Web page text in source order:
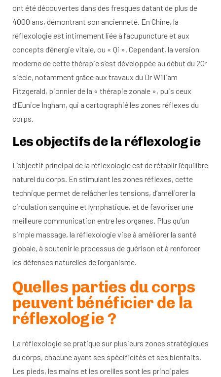
ont été découvertes dans des fresques datant de plus de
4000 ans, démontrant son ancienneté. En Chine, la
réflexologie est intimement liée à l’acupuncture et aux
concepts d’énergie vitale, ou « Qi ». Cependant, la version
moderne de cette thérapie s’est développée au début du 20ᵉ
siècle, notamment grâce aux travaux du Dr William
Fitzgerald, pionnier de la « thérapie zonale », puis ceux
d’Eunice Ingham, qui a cartographié les zones réflexes du
corps.
Les objectifs de la réflexologie
L’objectif principal de la réflexologie est de rétablir l’équilibre
naturel du corps. En stimulant les zones réflexes, cette
technique permet de relâcher les tensions, d’améliorer la
circulation sanguine et lymphatique, et de favoriser une
meilleure communication entre les organes. Plus qu’un
simple massage, la réflexologie vise à améliorer la santé
globale, à soutenir le processus de guérison et à renforcer
les défenses naturelles de l’organisme.
Quelles parties du corps
peuvent bénéficier de la
réflexologie ?
La réflexologie se pratique sur plusieurs zones stratégiques
du corps, chacune ayant ses spécificités et ses bienfaits.
Les pieds, les mains et les oreilles sont les principales